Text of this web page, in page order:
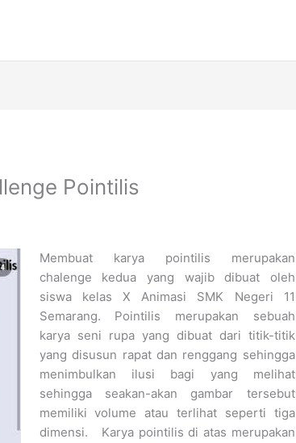
Pointilis
Membuat karya pointilis merupakan
chalenge kedua yang wajib dibuat oleh
siswa kelas X Animasi SMK Negeri 11
Semarang. Pointilis merupakan sebuah
karya seni rupa yang dibuat dari titik-titik
yang disusun rapat dan renggang sehingga
menimbulkan ilusi bagi yang melihat
sehingga seakan-akan gambar tersebut
memiliki volume atau terlihat seperti tiga
dimensi. Karya pointilis di atas merupakan